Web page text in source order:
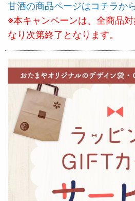
甘酒の商品ページはコチラか
※本キャンペーンは、全商品
なり次第終了となります。